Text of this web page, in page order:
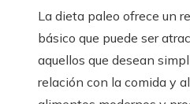
La dieta paleo ofrece un
básico que puede ser
aquellos que desean
relación con la comida y